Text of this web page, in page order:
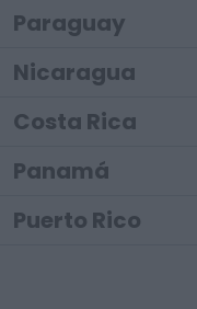
Paraguay
Nicaragua
Costa Rica
Panamá
Puerto Rico